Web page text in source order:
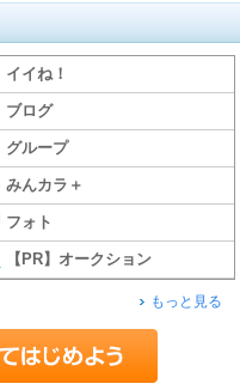
イイね！
ブログ
グループ
みんカラ＋
フォト
【PR】オークション
もっと見る